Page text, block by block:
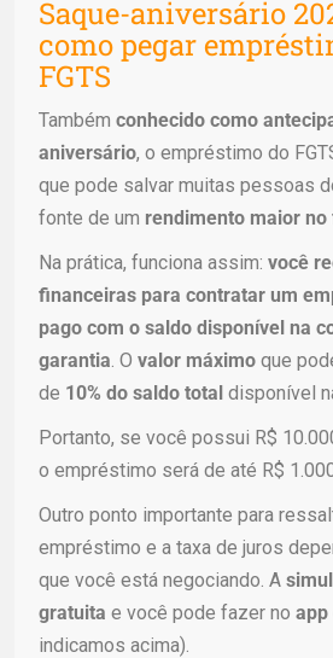
Saque-aniversário
como pegar
FGTS
Também conhecido como
aniversário, o empréstimo do
que pode salvar muitas pessoas
fonte de um rendimento maior
Na prática, funciona assim: você
financeiras para contratar um
pago com o saldo disponível na
garantia . O valor máximo que
de 10% do saldo total disponível
Portanto, se você possui R$
o empréstimo será de até R$
Outro ponto importante para
empréstimo e a taxa de juros
que você está negociando. A
gratuita e você pode fazer no app
indicamos acima).